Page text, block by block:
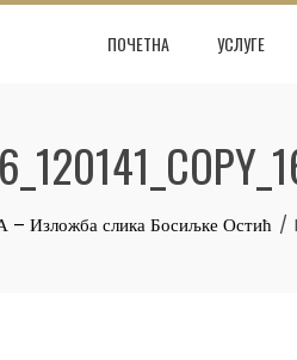
ПОЧЕТНА УСЛУГЕ
Изложба слика Босиљке Остић